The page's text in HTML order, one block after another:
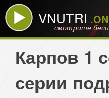
VNUTRI
смотрите
Карпов 1
серии